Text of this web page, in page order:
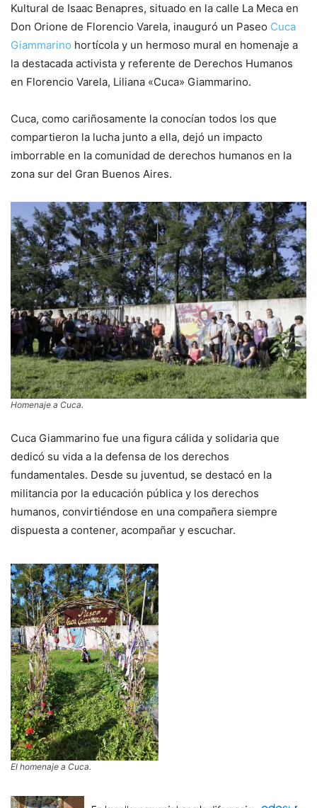
Kultural de Isaac Benapres, situado en la calle La Meca en
Don Orione de Florencio Varela, inauguró un Paseo Cuca
Giammarino hortícola y un hermoso mural en homenaje a
la destacada activista y referente de Derechos Humanos
en Florencio Varela, Liliana «Cuca» Giammarino.
Cuca, como cariñosamente la conocían todos los que
compartieron la lucha junto a ella, dejó un impacto
imborrable en la comunidad de derechos humanos en la
zona sur del Gran Buenos Aires.
Homenaje a Cuca.
Cuca Giammarino fue una figura cálida y solidaria que
dedicó su vida a la defensa de los derechos
fundamentales. Desde su juventud, se destacó en la
militancia por la educación pública y los derechos
humanos, convirtiéndose en una compañera siempre
dispuesta a contener, acompañar y escuchar.
El homenaje a Cuca.